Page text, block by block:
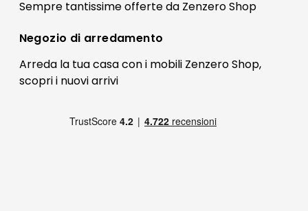
Termini e condizioni
Contatti
FAQ
Pagamenti
Sempre tantissimeofferteda Zenzero Shop
Negozio di arredamento
Arreda la tua casa con i mobili Zenzero Shop,
scopri i nuovi arrivi